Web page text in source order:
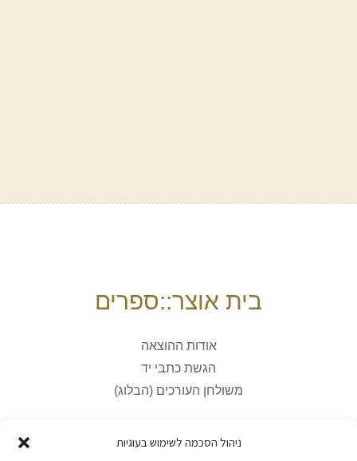
ניהול הסכמה לשימוש בעוגיות
בית אוצר::ספרים
אודות ההוצאה
הגשת כתבי יד
משולחן העורכים (הבלוג)